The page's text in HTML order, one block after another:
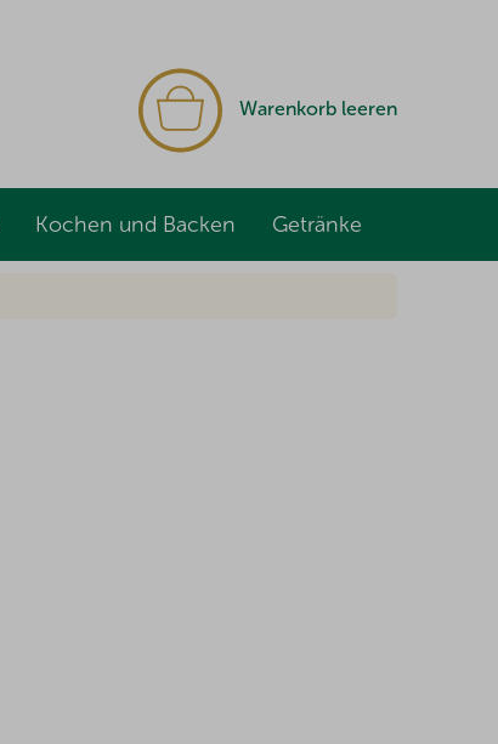
Warenkorb leeren
Kochen und Backen Getränke